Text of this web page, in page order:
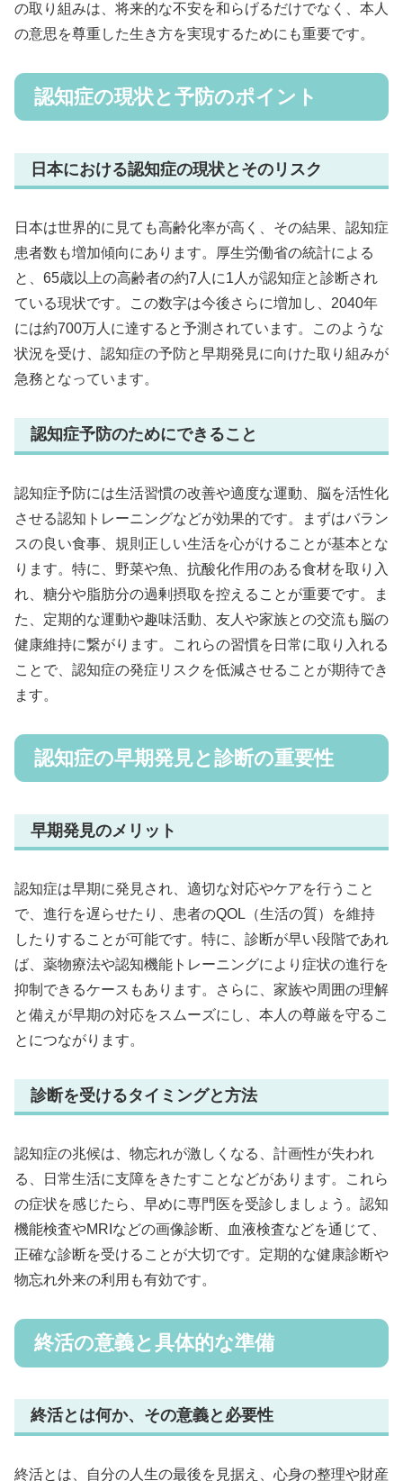
の取り組みは、将来的な不安を和らげるだけでなく、本人
の意思を尊重した生き方を実現するためにも重要です。
認知症の現状と予防のポイント
日本における認知症の現状とそのリスク
日本は世界的に見ても高齢化率が高く、その結果、認知症
患者数も増加傾向にあります。厚生労働省の統計による
と、65歳以上の高齢者の約7人に1人が認知症と診断され
ている現状です。この数字は今後さらに増加し、2040年
には約700万人に達すると予測されています。このような
状況を受け、認知症の予防と早期発見に向けた取り組みが
急務となっています。
認知症予防のためにできること
認知症予防には生活習慣の改善や適度な運動、脳を活性化
させる認知トレーニングなどが効果的です。まずはバラン
スの良い食事、規則正しい生活を心がけることが基本とな
ります。特に、野菜や魚、抗酸化作用のある食材を取り入
れ、糖分や脂肪分の過剰摂取を控えることが重要です。ま
た、定期的な運動や趣味活動、友人や家族との交流も脳の
健康維持に繋がります。これらの習慣を日常に取り入れる
ことで、認知症の発症リスクを低減させることが期待でき
ます。
認知症の早期発見と診断の重要性
早期発見のメリット
認知症は早期に発見され、適切な対応やケアを行うこと
で、進行を遅らせたり、患者のQOL（生活の質）を維持
したりすることが可能です。特に、診断が早い段階であれ
ば、薬物療法や認知機能トレーニングにより症状の進行を
抑制できるケースもあります。さらに、家族や周囲の理解
と備えが早期の対応をスムーズにし、本人の尊厳を守るこ
とにつながります。
診断を受けるタイミングと方法
認知症の兆候は、物忘れが激しくなる、計画性が失われ
る、日常生活に支障をきたすことなどがあります。これら
の症状を感じたら、早めに専門医を受診しましょう。認知
機能検査やMRIなどの画像診断、血液検査などを通じて、
正確な診断を受けることが大切です。定期的な健康診断や
物忘れ外来の利用も有効です。
終活の意義と具体的な準備
終活とは何か、その意義と必要性
終活とは、自分の人生の最後を見据え、心身の整理や財産